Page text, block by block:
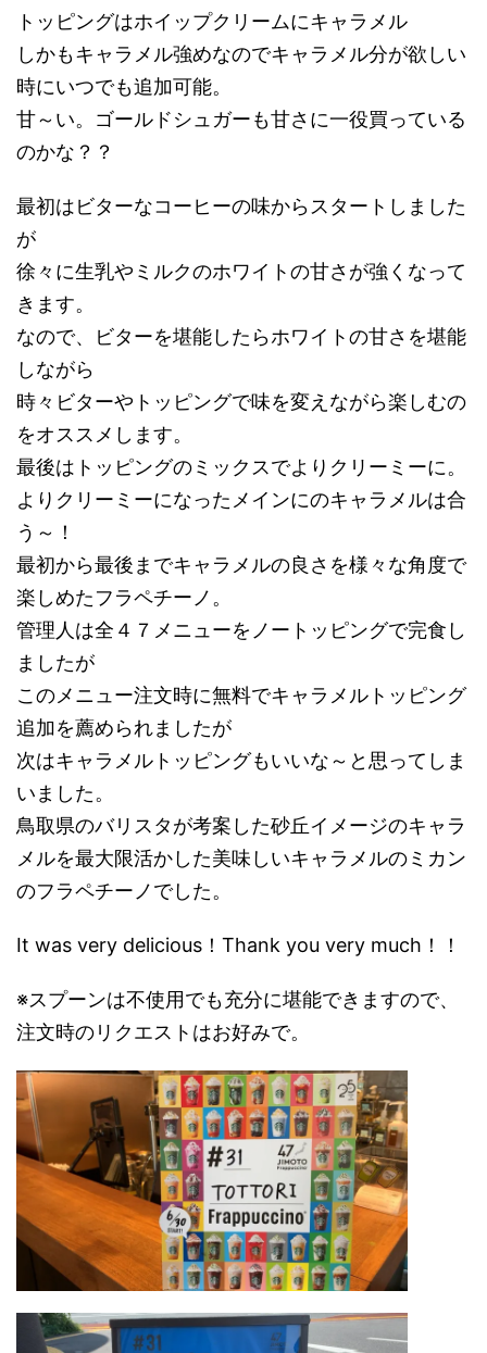
トッピングはホイップクリームにキャラメル
しかもキャラメル強めなのでキャラメル分が欲しい
時にいつでも追加可能。
甘～い。ゴールドシュガーも甘さに一役買っている
のかな？？
最初はビターなコーヒーの味からスタートしました
が
徐々に生乳やミルクのホワイトの甘さが強くなって
きます。
なので、ビターを堪能したらホワイトの甘さを堪能
しながら
時々ビターやトッピングで味を変えながら楽しむの
をオススメします。
最後はトッピングのミックスでよりクリーミーに。
よりクリーミーになったメインにのキャラメルは合
う～！
最初から最後までキャラメルの良さを様々な角度で
楽しめたフラペチーノ。
管理人は全４７メニューをノートッピングで完食し
ましたが
このメニュー注文時に無料でキャラメルトッピング
追加を薦められましたが
次はキャラメルトッピングもいいな～と思ってしま
いました。
鳥取県のバリスタが考案した砂丘イメージのキャラ
メルを最大限活かした美味しいキャラメルのミカン
のフラペチーノでした。
It was very delicious！Thank you very much！！
※スプーンは不使用でも充分に堪能できますので、
注文時のリクエストはお好みで。